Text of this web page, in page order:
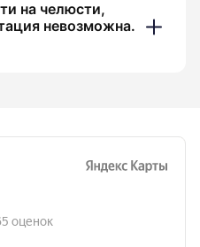
на челюсти,
невозможна.